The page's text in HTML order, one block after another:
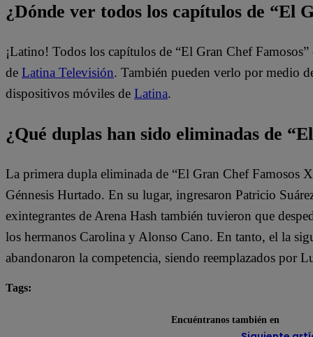
¿Dónde ver todos los capítulos de “El
¡Latino! Todos los capítulos de “El Gran Chef
de Latina Televisión. También pueden verlo por medio
dispositivos móviles de Latina.
¿Qué duplas han sido eliminadas de
La primera dupla eliminada de “El Gran Chef Famosos
Génnesis Hurtado. En su lugar, ingresaron Patricio
exintegrantes de Arena Hash también tuvieron que
los hermanos Carolina y Alonso Cano. En tanto, el la
abandonaron la competencia, siendo reemplazados por
Tags:
Encuéntranos también en